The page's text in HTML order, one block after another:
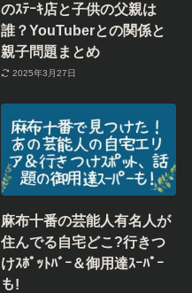
のｽﾃｰｷ店と子供の父親は
誰？YouTuberとの関係と
親子問題まとめ
2025年3月27日
麻布十番の芸能人有名人が
住んでる自宅どこ?行きつ
けｽﾎﾟｯﾄﾊﾞｰ＆御用達ｽｰﾊﾟｰ
も!